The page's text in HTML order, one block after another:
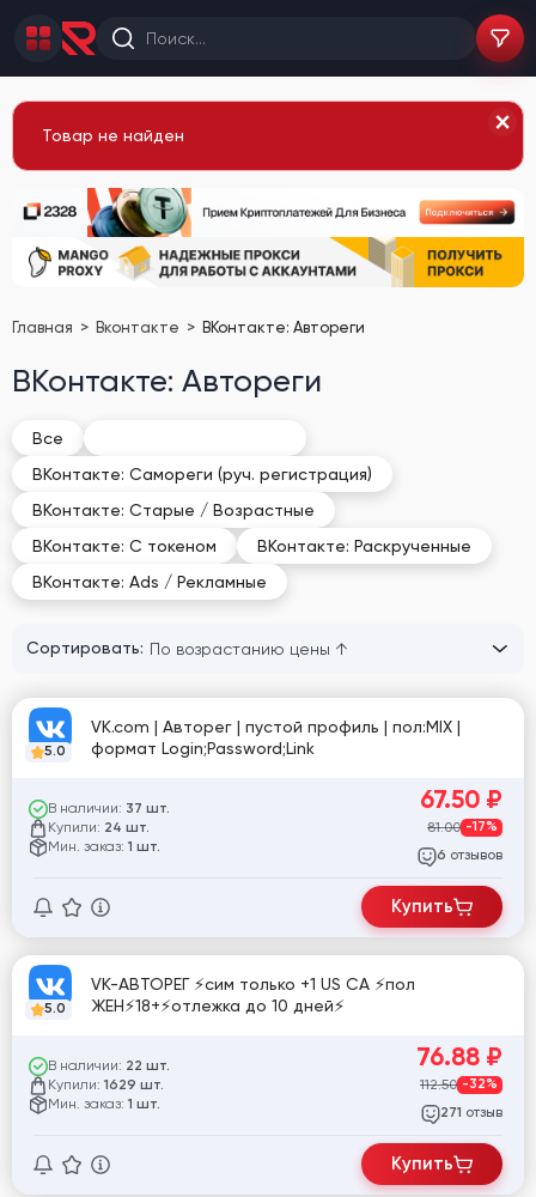
Товар не найден
Главная Вконтакте ВКонтакте: Автореги
ВКонтакте: Автореги
Все
ВКонтакте: Самореги (руч. регистрация)
ВКонтакте: Старые / Возрастные
ВКонтакте: С токеном
ВКонтакте: Раскрученные
ВКонтакте: Ads / Рекламные
Сортировать:
5.0
VK.com | Авторег | пустой профиль | пол:MIX |
формат Login;Password;Link
В наличии: 37 шт.
Купили: 24 шт.
Мин. заказ: 1 шт.
67.50 ₽
81.00 -17%
6 отзывов
Купить
5.0
VK-АВТОРЕГ ⚡️сим только +1 US CA ⚡️пол
ЖЕН⚡️18+⚡️отлежка до 10 дней⚡️
В наличии: 22 шт.
Купили: 1629 шт.
Мин. заказ: 1 шт.
76.88 ₽
112.50 -32%
271 отзыв
Купить